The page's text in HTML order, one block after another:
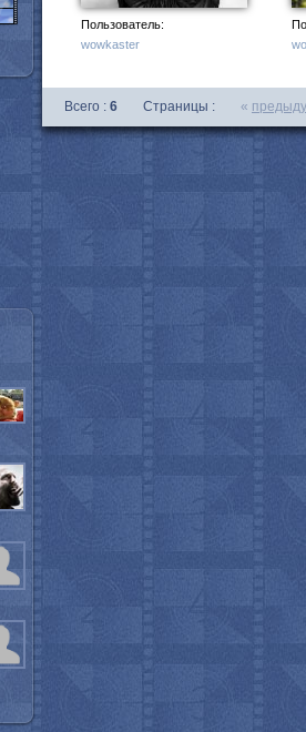
Пользователь:
wowkaster
Всего : 6 Страницы : «